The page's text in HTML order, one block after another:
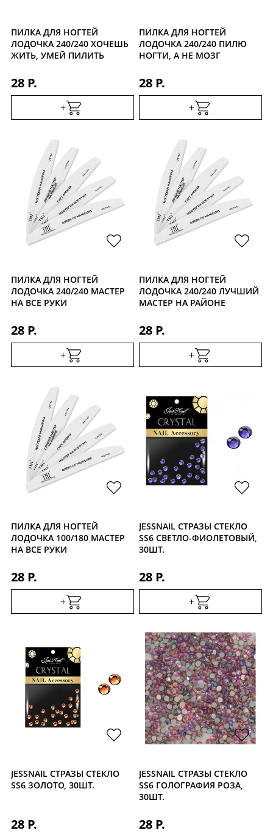
ПИЛКА ДЛЯ НОГТЕЙ
ЛОДОЧКА 240/240 ХОЧЕШЬ
ЖИТЬ, УМЕЙ ПИЛИТЬ
28 Р.
+
ПИЛКА ДЛЯ НОГТЕЙ
ЛОДОЧКА 240/240 ПИЛЮ
НОГТИ, А НЕ МОЗГ
28 Р.
+
ПИЛКА ДЛЯ НОГТЕЙ
ЛОДОЧКА 240/240 МАСТЕР
НА ВСЕ РУКИ
28 Р.
+
ПИЛКА ДЛЯ НОГТЕЙ
ЛОДОЧКА 240/240 ЛУЧШИЙ
МАСТЕР НА РАЙОНЕ
28 Р.
+
ПИЛКА ДЛЯ НОГТЕЙ
ЛОДОЧКА 100/180 МАСТЕР
НА ВСЕ РУКИ
28 Р.
+
JESSNAIL СТРАЗЫ СТЕКЛО
SS6 СВЕТЛО-ФИОЛЕТОВЫЙ,
30ШТ.
28 Р.
+
JESSNAIL СТРАЗЫ СТЕКЛО
SS6 ЗОЛОТО, 30ШТ.
28 Р.
JESSNAIL СТРАЗЫ СТЕКЛО
SS6 ГОЛОГРАФИЯ РОЗА,
30ШТ.
28 Р.